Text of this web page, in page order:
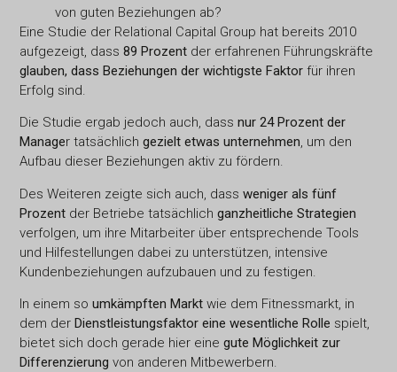
von guten Beziehungen ab?
Eine Studie der Relational Capital Group hat bereits 2010
aufgezeigt, dass89 Prozent der erfahrenen Führungskräfte
glauben, dass Beziehungen der wichtigste Faktor für ihren
Erfolg sind.
Die Studie ergab jedoch auch, dassnur 24 Prozent der
Manager tatsächlichgezielt etwas unternehmen, um den
Aufbau dieser Beziehungen aktiv zu fördern.
Des Weiteren zeigte sich auch, dassweniger als fünf
Prozent der Betriebe tatsächlichganzheitliche Strategien
verfolgen, um ihre Mitarbeiter über entsprechende Tools
und Hilfestellungen dabei zu unterstützen, intensive
Kundenbeziehungen aufzubauen und zu festigen.
In einem soumkämpften Markt wie dem Fitnessmarkt, in
dem derDienstleistungsfaktor eine wesentliche Rolle spielt,
bietet sich doch gerade hier einegute Möglichkeit zur
Differenzierung von anderen Mitbewerbern.